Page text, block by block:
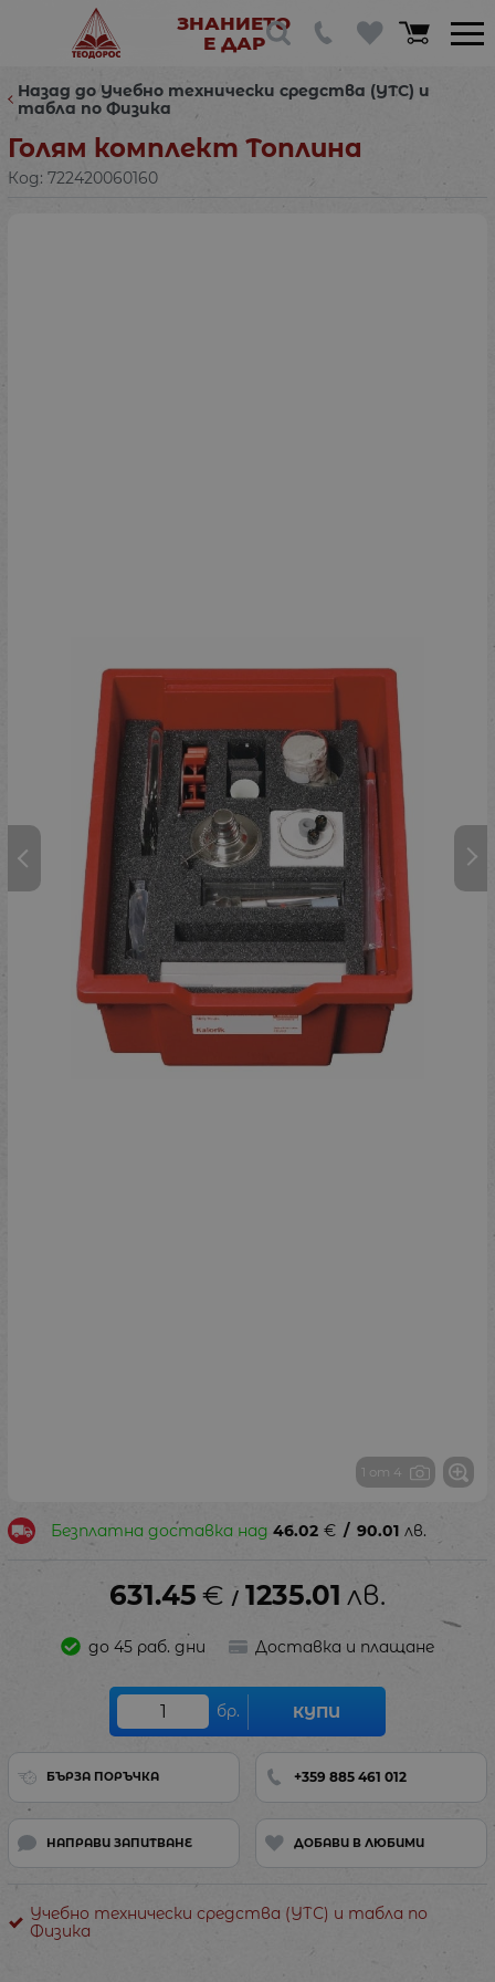
ЗНАНИЕТО
Е ДАР
Назад до Учебно технически средства (УТС) и
табла по Физика
Голям комплект Топлина
Код: 722420060160
1 от 4
Безплатна доставка над 46.02 € / 90.01 лв.
631.45 € / 1235.01 лв.
до 45 раб. дни Доставка и плащане
бр. КУПИ
БЪРЗА ПОРЪЧКА +359 885 461 012
НАПРАВИ ЗАПИТВАНЕ ДОБАВИ В ЛЮБИМИ
Учебно технически средства (УТС) и табла по
Физика